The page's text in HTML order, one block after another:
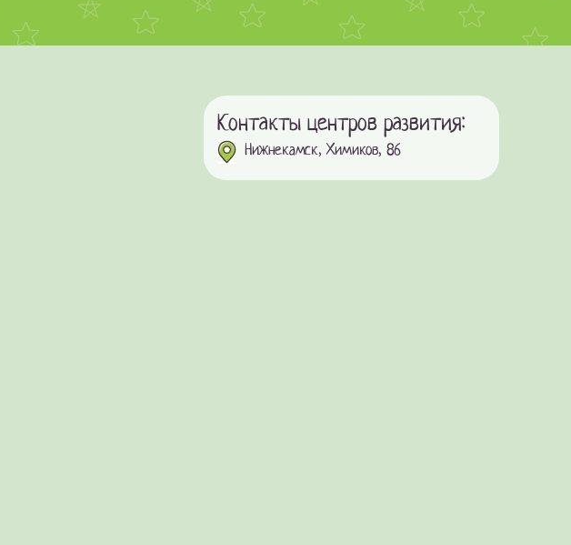
Контакты центров развития:
Нижнекамск, Химиков, 86